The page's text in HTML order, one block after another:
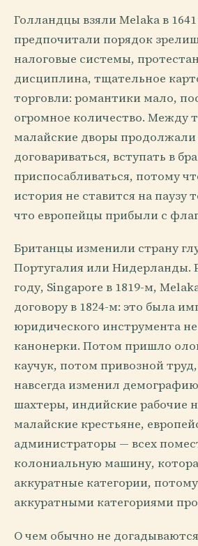
Голландцы взяли Melaka в
предпочитали порядок
налоговые системы,
дисциплина, тщательное
торговли: романтики мало,
огромное количество. Между
малайские дворы
договариваться, вступать в
приспосабливаться, потому
история не ставится на паузу
что европейцы прибыли с
Британцы изменили страну
Португалия или Нидерланды.
году, Singapore в 1819-м,
договору в 1824-м: это была
юридического инструмента
канонерки. Потом пришло
каучук, потом привозной
навсегда изменил
шахтеры, индийские рабочие
малайские крестьяне,
администраторы — всех
колониальную машину,
аккуратные категории,
аккуратными категориями
О чем обычно не